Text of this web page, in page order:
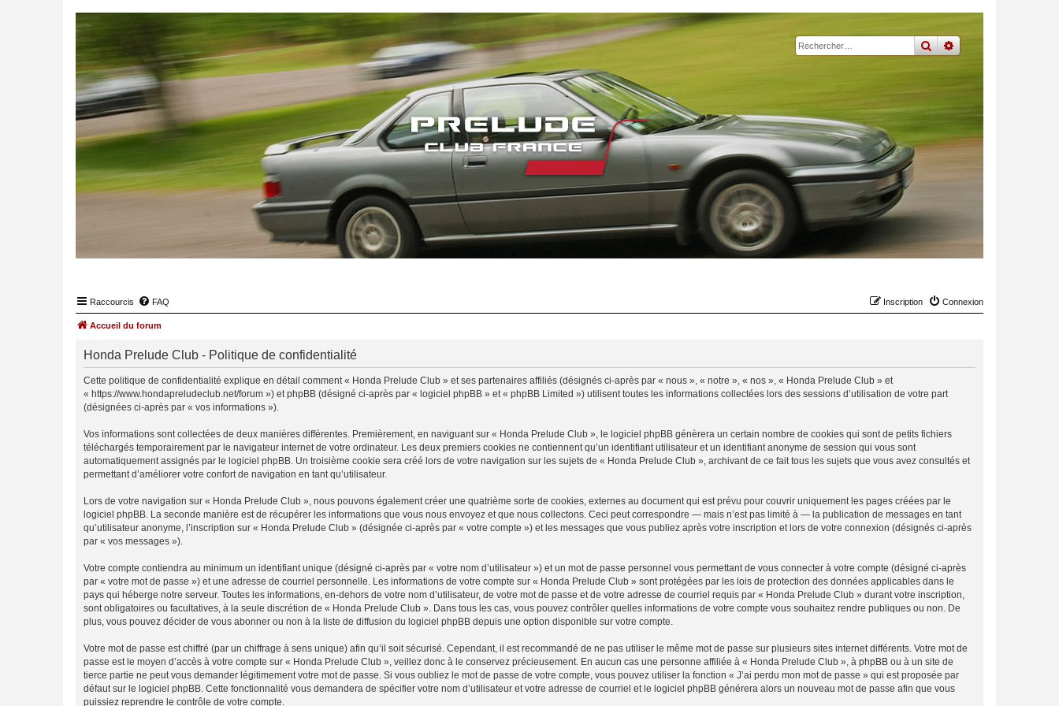
rechercher
recherche
Raccourcis FAQ Connexion
Inscription
Accueil du forum
Honda Prelude Club - Politique de confidentialité
Cette politique de confidentialité explique en détail comment « Honda Prelude Club » et ses partenaires affiliés (désignés ci-après par « nous », « notre », « nos », « Honda Prelude Club » et
« https://www.hondapreludeclub.net/forum ») et phpBB (désigné ci-après par « logiciel phpBB » et « phpBB Limited ») utilisent toutes les informations collectées lors des sessions d’utilisation de votre part
(désignées ci-après par « vos informations »).
Vos informations sont collectées de deux manières différentes. Premièrement, en naviguant sur « Honda Prelude Club », le logiciel phpBB génèrera un certain nombre de cookies qui sont de petits fichiers
téléchargés temporairement par le navigateur internet de votre ordinateur. Les deux premiers cookies ne contiennent qu’un identifiant utilisateur et un identifiant anonyme de session qui vous sont
automatiquement assignés par le logiciel phpBB. Un troisième cookie sera créé lors de votre navigation sur les sujets de « Honda Prelude Club », archivant de ce fait tous les sujets que vous avez consultés et
permettant d’améliorer votre confort de navigation en tant qu’utilisateur.
Lors de votre navigation sur « Honda Prelude Club », nous pouvons également créer une quatrième sorte de cookies, externes au document qui est prévu pour couvrir uniquement les pages créées par le
logiciel phpBB. La seconde manière est de récupérer les informations que vous nous envoyez et que nous collectons. Ceci peut correspondre — mais n’est pas limité à — la publication de messages en tant
qu’utilisateur anonyme, l’inscription sur « Honda Prelude Club » (désignée ci-après par « votre compte ») et les messages que vous publiez après votre inscription et lors de votre connexion (désignés ci-après
par « vos messages »).
Votre compte contiendra au minimum un identifiant unique (désigné ci-après par « votre nom d’utilisateur ») et un mot de passe personnel vous permettant de vous connecter à votre compte (désigné ci-après
par « votre mot de passe ») et une adresse de courriel personnelle. Les informations de votre compte sur « Honda Prelude Club » sont protégées par les lois de protection des données applicables dans le
pays qui héberge notre serveur. Toutes les informations, en-dehors de votre nom d’utilisateur, de votre mot de passe et de votre adresse de courriel requis par « Honda Prelude Club » durant votre inscription,
sont obligatoires ou facultatives, à la seule discrétion de « Honda Prelude Club ». Dans tous les cas, vous pouvez contrôler quelles informations de votre compte vous souhaitez rendre publiques ou non. De
plus, vous pouvez décider de vous abonner ou non à la liste de diffusion du logiciel phpBB depuis une option disponible sur votre compte.
Votre mot de passe est chiffré (par un chiffrage à sens unique) afin qu’il soit sécurisé. Cependant, il est recommandé de ne pas utiliser le même mot de passe sur plusieurs sites internet différents. Votre mot de
passe est le moyen d’accès à votre compte sur « Honda Prelude Club », veillez donc à le conservez précieusement. En aucun cas une personne affiliée à « Honda Prelude Club », à phpBB ou à un site de
tierce partie ne peut vous demander légitimement votre mot de passe. Si vous oubliez le mot de passe de votre compte, vous pouvez utiliser la fonction « J’ai perdu mon mot de passe » qui est proposée par
défaut sur le logiciel phpBB. Cette fonctionnalité vous demandera de spécifier votre nom d’utilisateur et votre adresse de courriel et le logiciel phpBB générera alors un nouveau mot de passe afin que vous
puissiez reprendre le contrôle de votre compte.